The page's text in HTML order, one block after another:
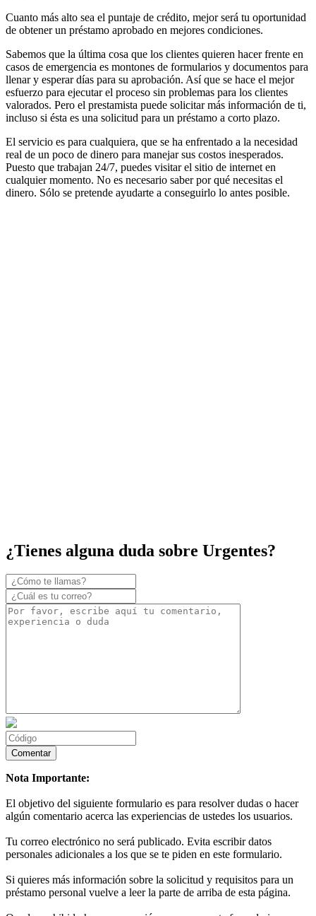
Cuanto más alto sea el puntaje de crédito, mejor será tu oportunidad
de obtener un préstamo aprobado en mejores condiciones.
Sabemos que la última cosa que los clientes quieren hacer frente en
casos de emergencia es montones de formularios y documentos para
llenar y esperar días para su aprobación. Así que se hace el mejor
esfuerzo para ejecutar el proceso sin problemas para los clientes
valorados. Pero el prestamista puede solicitar más información de ti,
incluso si ésta es una solicitud para un préstamo a corto plazo.
El servicio es para cualquiera, que se ha enfrentado a la necesidad
real de un poco de dinero para manejar sus costos inesperados.
Puesto que trabajan 24/7, puedes visitar el sitio de internet en
cualquier momento. No es necesario saber por qué necesitas el
dinero. Sólo se pretende ayudarte a conseguirlo lo antes posible.
¿Tienes alguna duda sobre Urgentes?
Nota Importante:
El objetivo del siguiente formulario es para resolver dudas o hacer
algún comentario acerca las experiencias de ustedes los usuarios.
Tu correo electrónico no será publicado. Evita escribir datos
personales adicionales a los que se te piden en este formulario.
Si quieres más información sobre la solicitud y requisitos para un
préstamo personal vuelve a leer la parte de arriba de esta página.